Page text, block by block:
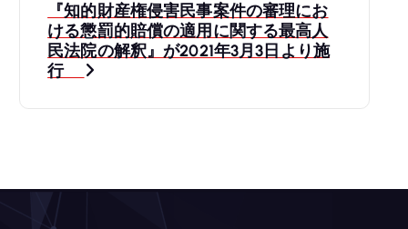
ビ
ゲ
ョ
『知的財産権侵害民事案件の審理にお
ける懲罰的賠償の適用に関する最高人
民法院の解釈』が2021年3月3日より施
行